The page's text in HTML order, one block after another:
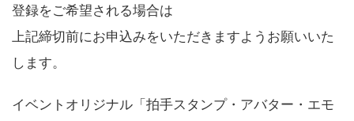
登録をご希望される場合は
上記締切前にお申込みをいただきますようお願いいた
します。
イベントオリジナル「拍手スタンプ・アバター・エモ